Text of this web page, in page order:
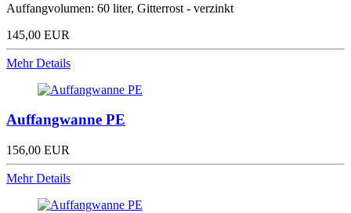
Auffangvolumen: 60 liter, Gitterrost - verzinkt
145,00 EUR
Mehr Details
Auffangwanne PE
156,00 EUR
Mehr Details